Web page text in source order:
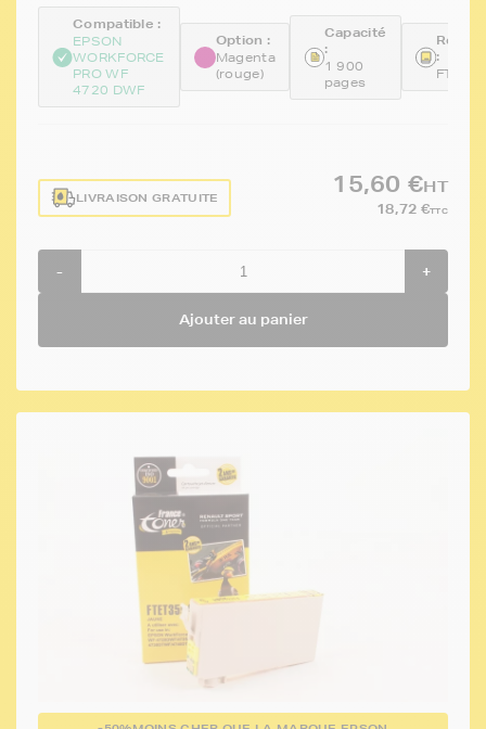
Compatible :
EPSON
WORKFORCE
PRO WF
4720 DWF
Option :
Magenta
(rouge)
Capacité
:
1 900
pages
:
LIVRAISON GRATUITE
15,60 €HT
18,72 €TTC
- +
Ajouter au panier